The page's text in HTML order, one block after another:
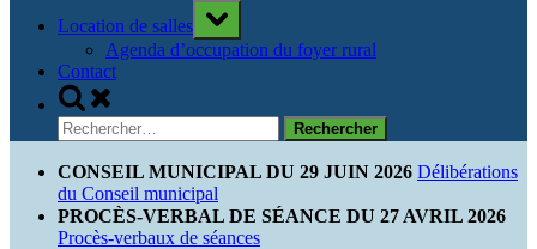
Location de salles
Toggle
sub-
menu
Agenda d’occupation du foyer rural
Contact
Toggle
search
form
Rechercher :
CONSEIL MUNICIPAL DU 29 JUIN 2026 Délibérations
du Conseil municipal
PROCÈS-VERBAL DE SÉANCE DU 27 AVRIL 2026
Procès-verbaux de séances